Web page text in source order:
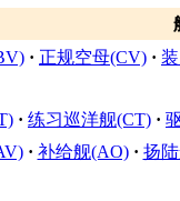
· 正规空母(CV) ·
· 练习巡洋舰(CT) ·
· 补给舰(AO)· 扬